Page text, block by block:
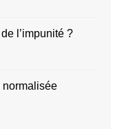
l’impunité ?
normalisée